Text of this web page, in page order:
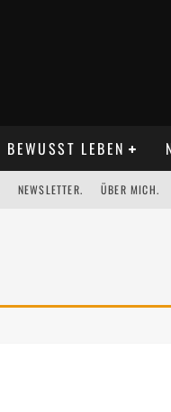
BEWUSST LEBEN
NEWSLETTER. ÜBER MICH.